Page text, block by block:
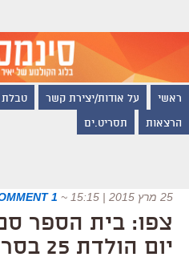
ראשי על אודות/יצירת קשר טבלת
הרצאות תסריט.ים
25 מרץ 2015 | 15:15 ~
1 COMMENT
צפו: בית הספר
יום הולדת 25 בסרט קצר והיתולי